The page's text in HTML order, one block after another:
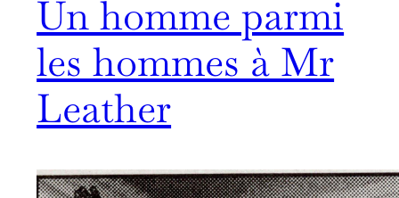
Un homme parmi
les hommes à Mr
Leather